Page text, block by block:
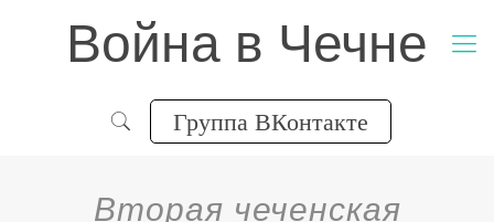
Война в Чечне
Группа ВКонтакте
Вторая чеченская